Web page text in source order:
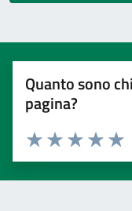
Quanto sono
pagina?
Valuta
Valuta 3
Valuta 2 stelle
Valuta 1 stelle su 5